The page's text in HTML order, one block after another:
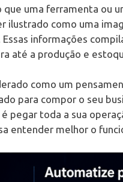
que uma ferramenta ou
ilustrado como uma
informações
até a produção e
como um
para compor o seu
pegar toda a sua
entender melhor o